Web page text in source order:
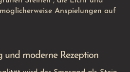
Anspielungen auf
und moderne Rezeption